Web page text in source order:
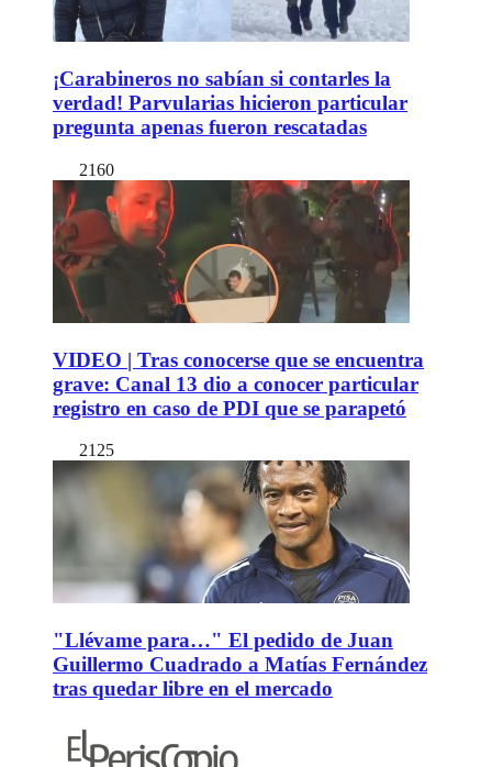
¡Carabineros no sabían si contarles la
verdad! Parvularias hicieron particular
pregunta apenas fueron rescatadas
2160
VIDEO | Tras conocerse que se encuentra
grave: Canal 13 dio a conocer particular
registro en caso de PDI que se parapetó
2125
"Llévame para…" El pedido de Juan
Guillermo Cuadrado a Matías Fernández
tras quedar libre en el mercado